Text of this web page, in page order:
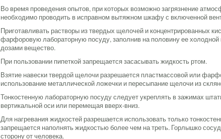
Во время проведения опытов, при которых возможно загрязнение
необходимо проводить в исправном вытяжном шкафу с включенной
Приготавливать растворы из твердых щелочей и концентрированных
фарфоровую лабораторную посуду, заполнив на половину ее
дозами вещество.
При пользовании пипеткой запрещается засасывать жидкость ртом.
Взятие навески твердой щелочи разрешается пластмассовой или
использование металлической ложечки и пересыпание щелочи из
Тонкостенную лабораторную посуду следует укреплять в зажимах
вертикальной оси или перемещая вверх-вниз.
Для нагревания жидкостей разрешается использовать только
запрещается наполнять жидкостью более чем на треть. Горлышко
сторону от человека.